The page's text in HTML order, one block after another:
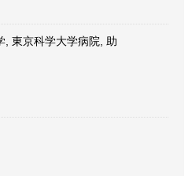
, 東京科学大学病院, 助